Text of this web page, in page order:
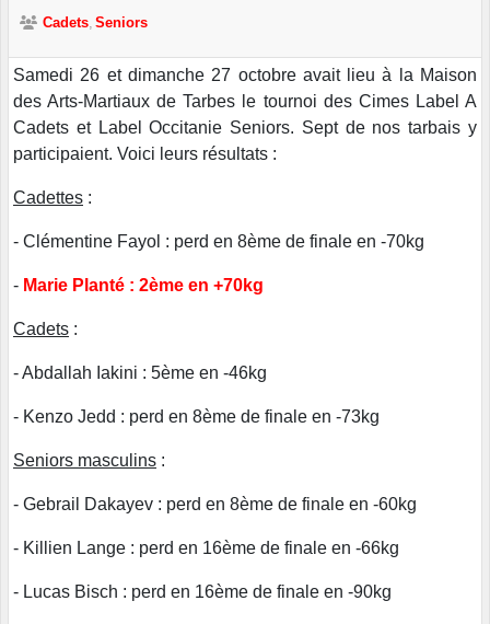
Cadets Seniors
Samedi 26 et dimanche 27 octobre avait lieu à la Maison
des Arts-Martiaux de Tarbes le tournoi des Cimes Label A
Cadets et Label Occitanie Seniors. Sept de nos tarbais y
participaient. Voici leurs résultats :
Cadettes :
- Clémentine Fayol : perd en 8ème de finale en -70kg
- Marie Planté : 2ème en +70kg
Cadets :
- Abdallah Iakini : 5ème en -46kg
- Kenzo Jedd : perd en 8ème de finale en -73kg
Seniors masculins :
- Gebrail Dakayev : perd en 8ème de finale en -60kg
- Killien Lange : perd en 16ème de finale en -66kg
- Lucas Bisch : perd en 16ème de finale en -90kg